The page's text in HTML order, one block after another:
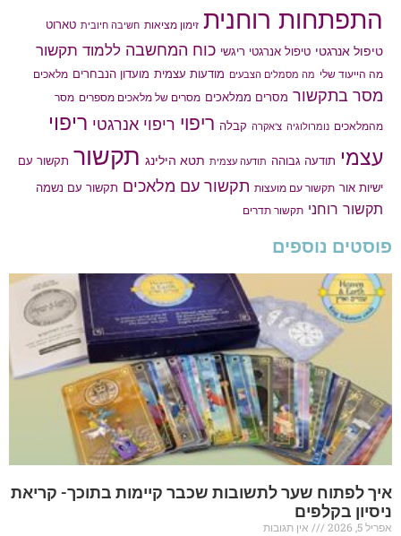
התפתחות רוחנית זימון מציאות חשיבה חיובית טארוט
טיפול אנרגטי טיפול אנרגטי ריגשי כוח המחשבה ללמוד תקשור
מה הייעוד שלי מה מסמלים הצבעים מודעות עצמית מועדון הנבחרים מלאכים
מסר בתקשור מסרים ממלאכים מסרים של מלאכים מספרים מסר
מהמלאכים נומרולוגיה צ'אקרה קבלה ריפוי ריפוי אנרגטי ריפוי
עצמי תודעה גבוהה תודעה עצמית תטא הילינג תקשור תקשור עם
ישיות אור תקשור עם מועצות תקשור עם מלאכים תקשור עם נשמה
תקשור רוחני תקשור תדרים
פוסטים נוספים
איך לפתוח שער לתשובות שכבר קיימות בתוכך- קריאת
ניסיון בקלפים
אפריל 5, 2026
אין תגובות